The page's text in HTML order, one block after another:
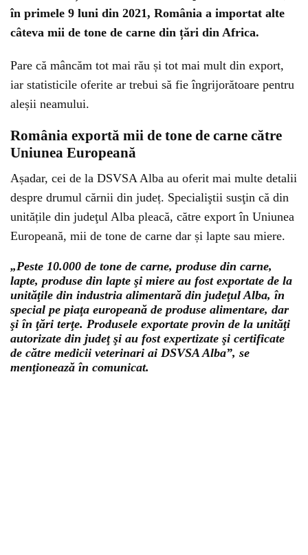
în primele 9 luni din 2021, România a importat alte
câteva mii de tone de carne din țări din Africa.
Pare că mâncăm tot mai rău și tot mai mult din export,
iar statisticile oferite ar trebui să fie îngrijorătoare pentru
aleșii neamului.
România exportă mii de tone de carne către
Uniunea Europeană
Așadar, cei de la DSVSA Alba au oferit mai multe detalii
despre drumul cărnii din județ. Specialiştii susţin că din
unitățile din judeţul Alba pleacă, către export în Uniunea
Europeană, mii de tone de carne dar și lapte sau miere.
„Peste 10.000 de tone de carne, produse din carne,
lapte, produse din lapte şi miere au fost exportate de la
unităţile din industria alimentară din judeţul Alba, în
special pe piaţa europeană de produse alimentare, dar
şi în ţări terţe. Produsele exportate provin de la unităţi
autorizate din judeţ şi au fost expertizate şi certificate
de către medicii veterinari ai DSVSA Alba”, se
menţionează în comunicat.